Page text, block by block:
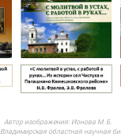
Автор изображения: Ионова М. Б.
Владимирская областная научная